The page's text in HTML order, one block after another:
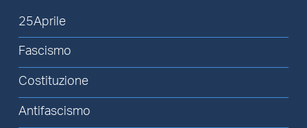
25Aprile
Fascismo
Costituzione
Antifascismo